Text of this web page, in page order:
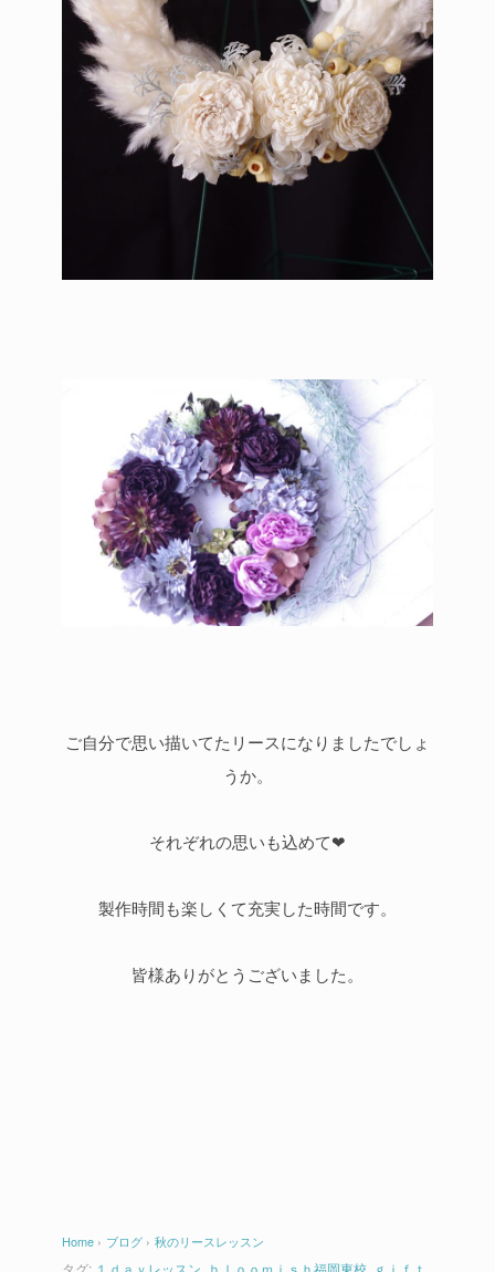
ご自分で思い描いてたリースになりましたでしょ
うか。
それぞれの思いも込めて❤
製作時間も楽しくて充実した時間です。
皆様ありがとうございました。
Home › ブログ › 秋のリースレッスン